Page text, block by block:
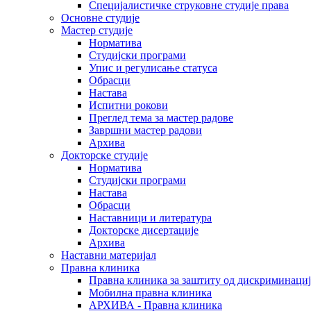
Специјалистичке струковне студије права
Основне студије
Мастер студије
Норматива
Студијски програми
Упис и регулисање статуса
Обрасци
Настава
Испитни рокови
Преглед тема за мастер радове
Завршни мастер радови
Архива
Докторске студије
Норматива
Студијски програми
Настава
Обрасци
Наставници и литература
Докторске дисертације
Архива
Наставни материјал
Правна клиника
Правна клиника за заштиту од
Мобилна правна клиника
АРХИВА - Правна клиника